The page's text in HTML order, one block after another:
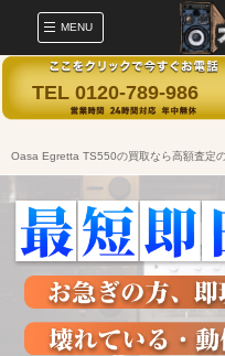
MENU
TEL 0120-789-986
Oasa Egretta TS550の買取なら高額査定